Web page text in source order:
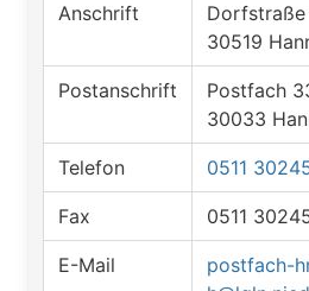
Anschrift
Dorfstraße
30519
Postanschrift
Postfach
30033
Telefon 0511
Fax 0511
E-Mail
postfach-